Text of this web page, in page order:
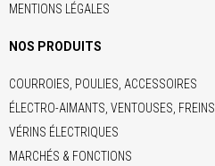
MENTIONS LÉGALES
NOS PRODUITS
COURROIES, POULIES, ACCESSOIRES
ÉLECTRO-AIMANTS, VENTOUSES, FREINS
VÉRINS ÉLECTRIQUES
MARCHÉS & FONCTIONS